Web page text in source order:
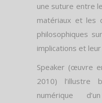
une suture entre
matériaux et les
philosophiques
implications et
Speaker (œuvre
2010) l’illustre
numérique